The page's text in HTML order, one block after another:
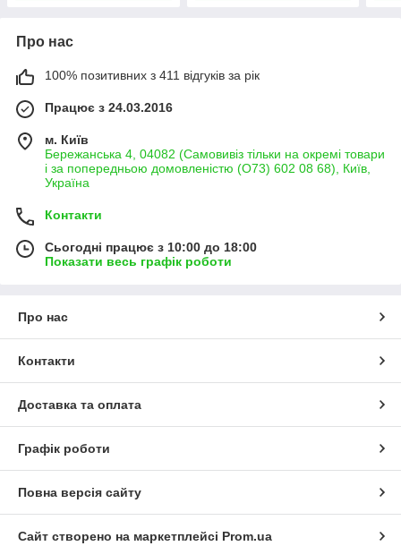
Про нас
100% позитивних з 411 відгуків за рік
Працює з 24.03.2016
м. Київ
Бережанська 4, 04082 (Самовивіз тільки на окремі товари
і за попередньою домовленістю (О73) 602 08 68), Київ,
Україна
Контакти
Сьогодні працює з 10:00 до 18:00
Показати весь графік роботи
Про нас
Контакти
Доставка та оплата
Графік роботи
Повна версія сайту
Сайт створено на маркетплейсі Prom.ua